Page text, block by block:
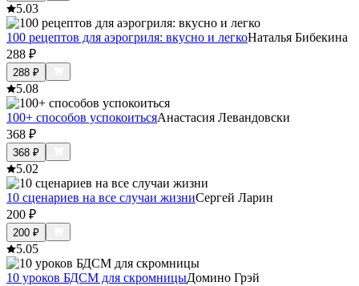
5.03
100 рецептов для аэрогриля: вкусно и легкоНаталья Бибекина
288 ₽
288 ₽
5.08
100+ способов успокоитьсяАнастасия Левандовски
368 ₽
368 ₽
5.02
10 сценариев на все случаи жизниСергей Ларин
200 ₽
200 ₽
5.05
10 уроков БДСМ для скромницыДомино Грэй